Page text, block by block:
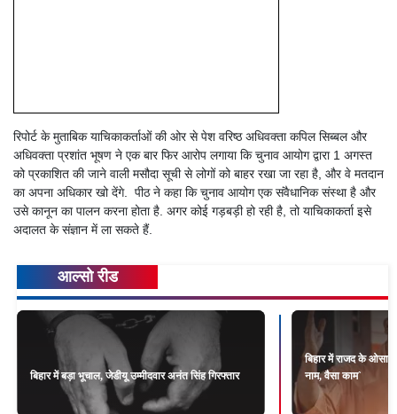
रिपोर्ट के मुताबिक याचिकाकर्ताओं की ओर से पेश वरिष्ठ अधिवक्ता कपिल सिब्बल और
अधिवक्ता प्रशांत भूषण ने एक बार फिर आरोप लगाया कि चुनाव आयोग द्वारा 1 अगस्त
को प्रकाशित की जाने वाली मसौदा सूची से लोगों को बाहर रखा जा रहा है, और वे मतदान
का अपना अधिकार खो देंगे. पीठ ने कहा कि चुनाव आयोग एक संवैधानिक संस्था है और
उसे कानून का पालन करना होता है. अगर कोई गड़बड़ी हो रही है, तो याचिकाकर्ता इसे
अदालत के संज्ञान में ला सकते हैं.
आल्सो रीड
बिहार में बड़ा भूचाल, जेडीयू उम्मीदवार अनंत सिंह गिरफ्तार
बिहार में राजद के
नाम, वैसा काम`